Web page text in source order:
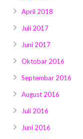
April 2018
Juli 2017
Juni 2017
Oktobar 2016
Septembar 2016
August 2016
Juli 2016
Juni 2016